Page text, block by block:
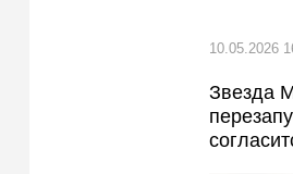
10.05.2026
Звезда